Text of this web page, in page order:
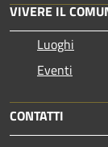
VIVERE IL
Luoghi
Eventi
CONTATTI